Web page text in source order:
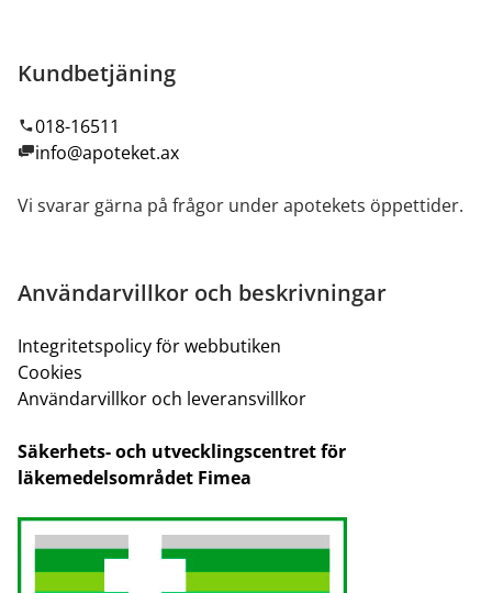
Kundbetjäning
018-16511
info@apoteket.ax
Vi svarar gärna på frågor under apotekets öppettider.
Användarvillkor och beskrivningar
Integritetspolicy för webbutiken
Cookies
Användarvillkor och leveransvillkor
Säkerhets- och utvecklingscentret för
läkemedelsområdet Fimea